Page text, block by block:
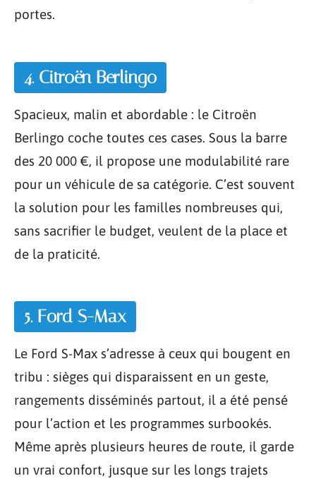
portes.
4. Citroën Berlingo
Spacieux, malin et abordable : le Citroën
Berlingo coche toutes ces cases. Sous la barre
des 20 000 €, il propose une modulabilité rare
pour un véhicule de sa catégorie. C’est souvent
la solution pour les familles nombreuses qui,
sans sacrifier le budget, veulent de la place et
de la praticité.
5. Ford S-Max
Le Ford S-Max s’adresse à ceux qui bougent en
tribu : sièges qui disparaissent en un geste,
rangements disséminés partout, il a été pensé
pour l’action et les programmes surbookés.
Même après plusieurs heures de route, il garde
un vrai confort, jusque sur les longs trajets